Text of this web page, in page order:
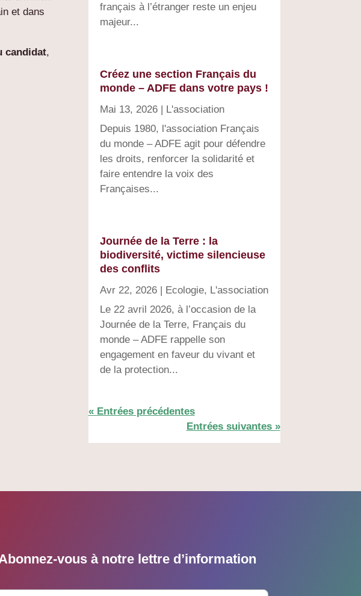
et dans
candidat,
français à l’étranger reste un enjeu
majeur...
Créez une section Français du
monde – ADFE dans votre pays !
Mai 13, 2026| L'association
Depuis 1980, l'association Français
du monde – ADFE agit pour défendre
les droits, renforcer la solidarité et
faire entendre la voix des
Françaises...
Journée de la Terre : la
biodiversité, victime silencieuse
des conflits
Avr 22, 2026| Ecologie, L'association
Le 22 avril 2026, à l’occasion de la
Journée de la Terre, Français du
monde – ADFE rappelle son
engagement en faveur du vivant et
de la protection...
« Entrées précédentes
Entrées suivantes »
vous à notre lettre d’information